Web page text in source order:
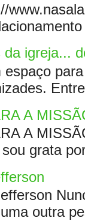
igreja...
espaço
A
A
grata
outra